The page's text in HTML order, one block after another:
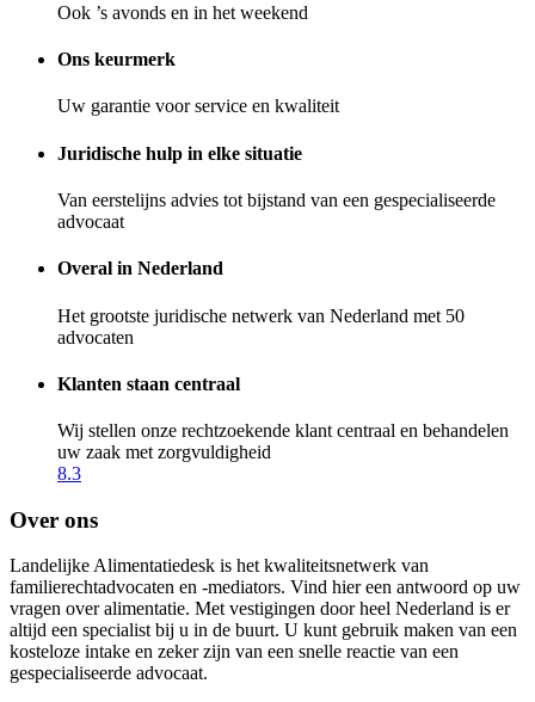
Ook ’s avonds en in het weekend
Ons keurmerk
Uw garantie voor service en kwaliteit
Juridische hulp in elke situatie
Van eerstelijns advies tot bijstand van een gespecialiseerde
advocaat
Overal in Nederland
Het grootste juridische netwerk van Nederland met 50
advocaten
Klanten staan centraal
Wij stellen onze rechtzoekende klant centraal en behandelen
uw zaak met zorgvuldigheid
8.3
Over ons
Landelijke Alimentatiedesk is het kwaliteitsnetwerk van
familierechtadvocaten en -mediators. Vind hier een antwoord op uw
vragen over alimentatie. Met vestigingen door heel Nederland is er
altijd een specialist bij u in de buurt. U kunt gebruik maken van een
kosteloze intake en zeker zijn van een snelle reactie van een
gespecialiseerde advocaat.